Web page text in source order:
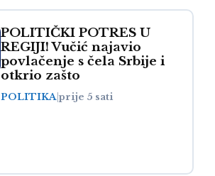
POLITIČKI POTRES U
REGIJI! Vučić najavio
povlačenje s čela Srbije i
otkrio zašto
POLITIKAprije 5 sati